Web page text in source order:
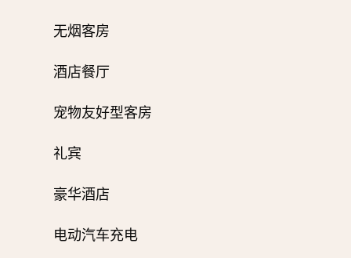
无烟客房
酒店餐厅
宠物友好型客房
礼宾
豪华酒店
电动汽车充电